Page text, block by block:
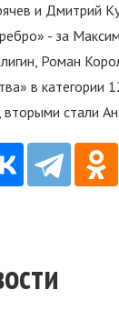
и Дмитрий
- за
Роман
в
стали